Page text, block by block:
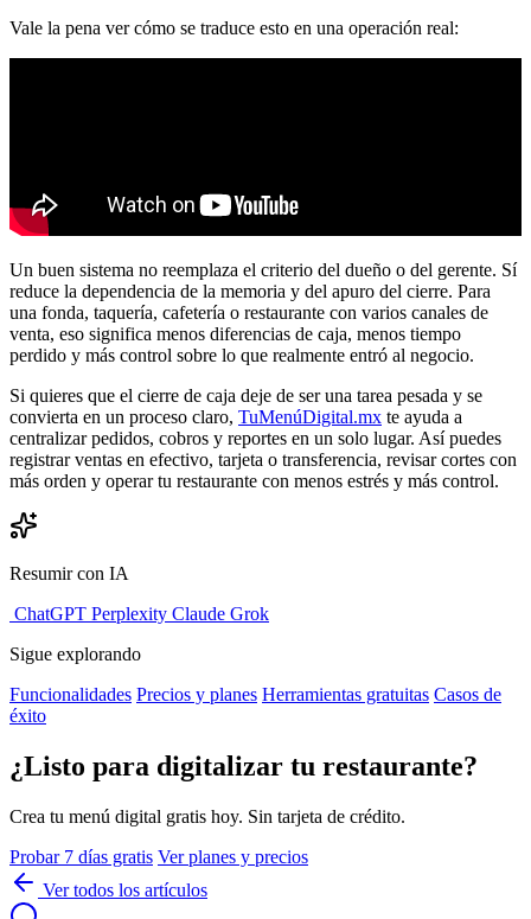
Vale la pena ver cómo se traduce esto en una operación real:
Un buen sistema no reemplaza el criterio del dueño o del gerente. Sí
reduce la dependencia de la memoria y del apuro del cierre. Para
una fonda, taquería, cafetería o restaurante con varios canales de
venta, eso significa menos diferencias de caja, menos tiempo
perdido y más control sobre lo que realmente entró al negocio.
Si quieres que el cierre de caja deje de ser una tarea pesada y se
convierta en un proceso claro, TuMenúDigital.mx te ayuda a
centralizar pedidos, cobros y reportes en un solo lugar. Así puedes
registrar ventas en efectivo, tarjeta o transferencia, revisar cortes con
más orden y operar tu restaurante con menos estrés y más control.
Resumir con IA
ChatGPT Perplexity Claude Grok
Sigue explorando
Funcionalidades Precios y planes Herramientas gratuitas Casos de
éxito
¿Listo para digitalizar tu restaurante?
Crea tu menú digital gratis hoy. Sin tarjeta de crédito.
Probar 7 días gratis Ver planes y precios
Ver todos los artículos